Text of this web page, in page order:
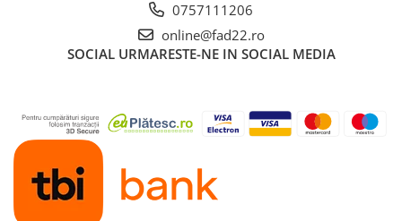
0757111206
online@fad22.ro
SOCIAL URMARESTE-NE IN SOCIAL MEDIA